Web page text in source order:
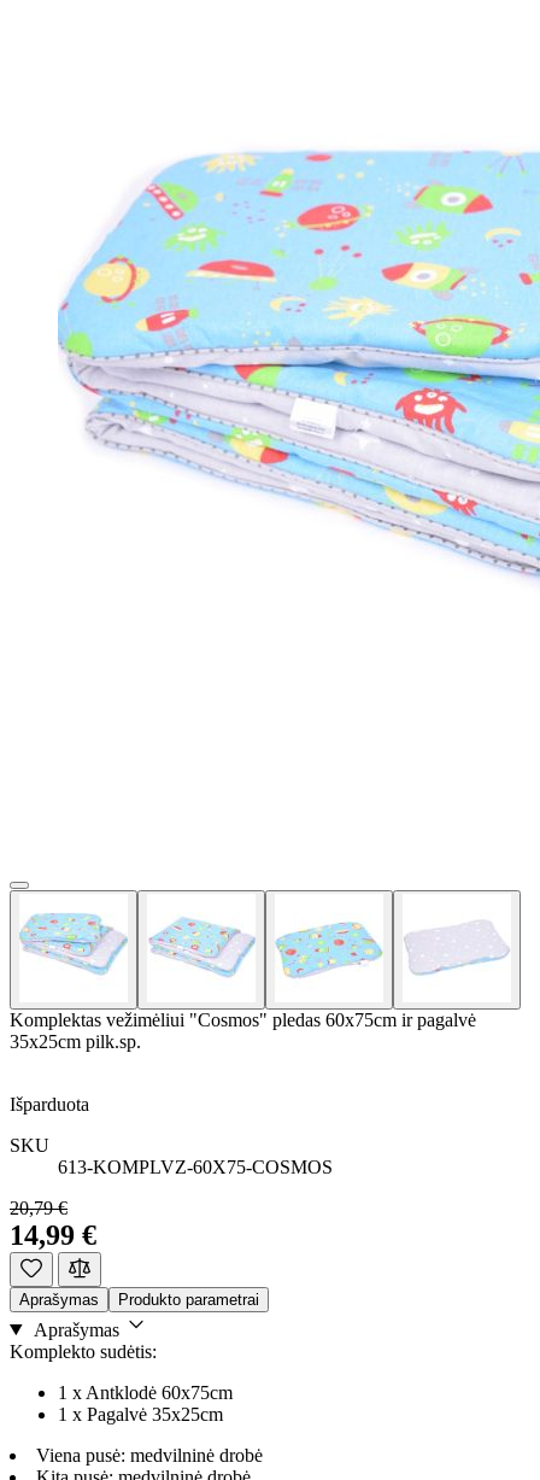
Komplektas vežimėliui "Cosmos" pledas 60x75cm ir pagalvė
35x25cm pilk.sp.
Išparduota
SKU
613-KOMPLVZ-60X75-COSMOS
20,79 €
14,99 €
Aprašymas Produkto parametrai
Aprašymas
Komplekto sudėtis:
1 x Antklodė 60x75cm
1 x Pagalvė 35x25cm
Viena pusė: medvilninė drobė